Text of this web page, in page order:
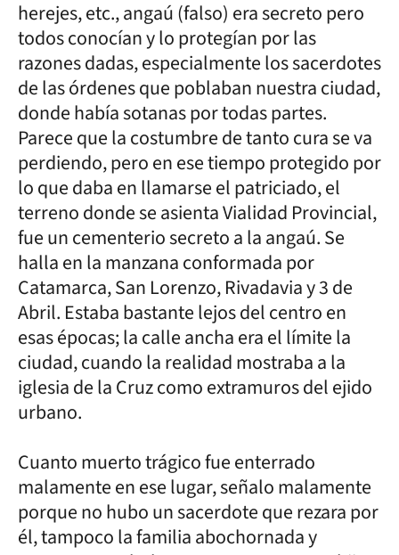
herejes, etc., angaú (falso) era secreto pero
todos conocían y lo protegían por las
razones dadas, especialmente los sacerdotes
de las órdenes que poblaban nuestra ciudad,
donde había sotanas por todas partes.
Parece que la costumbre de tanto cura se va
perdiendo, pero en ese tiempo protegido por
lo que daba en llamarse el patriciado, el
terreno donde se asienta Vialidad Provincial,
fue un cementerio secreto a la angaú. Se
halla en la manzana conformada por
Catamarca, San Lorenzo, Rivadavia y 3 de
Abril. Estaba bastante lejos del centro en
esas épocas; la calle ancha era el límite la
ciudad, cuando la realidad mostraba a la
iglesia de la Cruz como extramuros del ejido
urbano.
Cuanto muerto trágico fue enterrado
malamente en ese lugar, señalo malamente
porque no hubo un sacerdote que rezara por
él, tampoco la familia abochornada y